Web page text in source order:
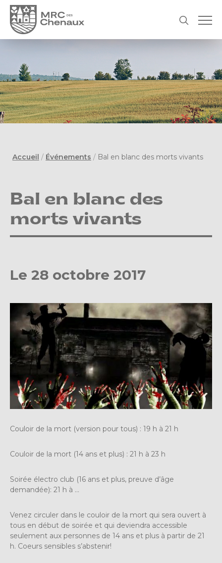
Accueil / Événements / Bal en blanc des morts vivants
Bal en blanc des
morts vivants
Le 28 octobre 2017
Couloir de la mort (version pour tous) : 19 h à 21 h
Couloir de la mort (14 ans et plus) : 21 h à 23 h
Soirée électro club (16 ans et plus, preuve d’âge
demandée): 21 h à …
Venez circuler dans le couloir de la mort qui sera ouvert à
tous en début de soirée et qui deviendra accessible
seulement aux personnes de 14 ans et plus à partir de 21
h. Coeurs sensibles s’abstenir!